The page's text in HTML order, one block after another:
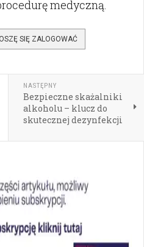
medyczną.
SIĘ ZALOGOWAĆ
NASTĘPNY
Bezpieczne skażalniki
alkoholu – klucz do
skutecznej dezynfekcji